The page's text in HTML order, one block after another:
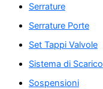
Serrature
Serrature Porte
Set Tappi Valvole
Sistema di Scarico
Sospensioni